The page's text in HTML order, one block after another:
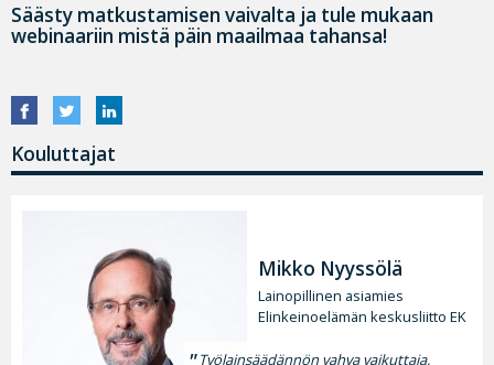
Säästy matkustamisen vaivalta ja tule mukaan
webinaariin mistä päin maailmaa tahansa!
Kouluttajat
Mikko Nyyssölä
Lainopillinen asiamies
Elinkeinoelämän keskusliitto EK
Työlainsäädännön vahva vaikuttaja,